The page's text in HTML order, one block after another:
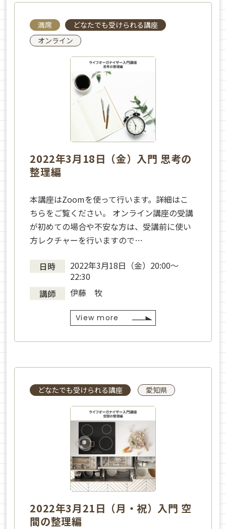
満席
どなたでも受けられる講座
オンライン
2022年3月18日（金）入門 思考の
整理編
本講座はZoomを使って行います。詳細はこ
ちらをご覧ください。 オンライン講座の受講
が初めての場合や不安な方は、受講前に使い
方レクチャーを行いますので…
日時
2022年3月18日（金）20:00～
22:30
講師
伊藤 牧
View more
どなたでも受けられる講座 愛知県
2022年3月21日（月・祝）入門 空
間の整理編